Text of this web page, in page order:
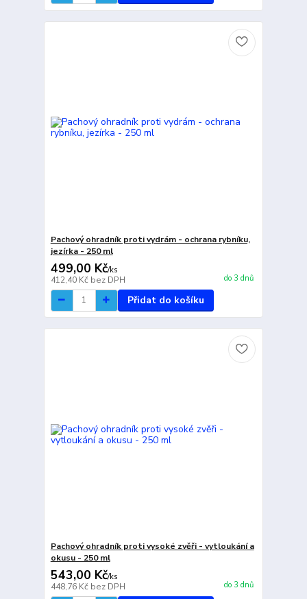
Pachový ohradník proti vydrám - ochrana rybníku,
jezírka - 250 ml
499,00 Kč/ks
412,40 Kč bez DPH do 3 dnů
Přidat do košíku
Pachový ohradník proti vysoké zvěři - vytloukání a
okusu - 250 ml
543,00 Kč/ks
448,76 Kč bez DPH do 3 dnů